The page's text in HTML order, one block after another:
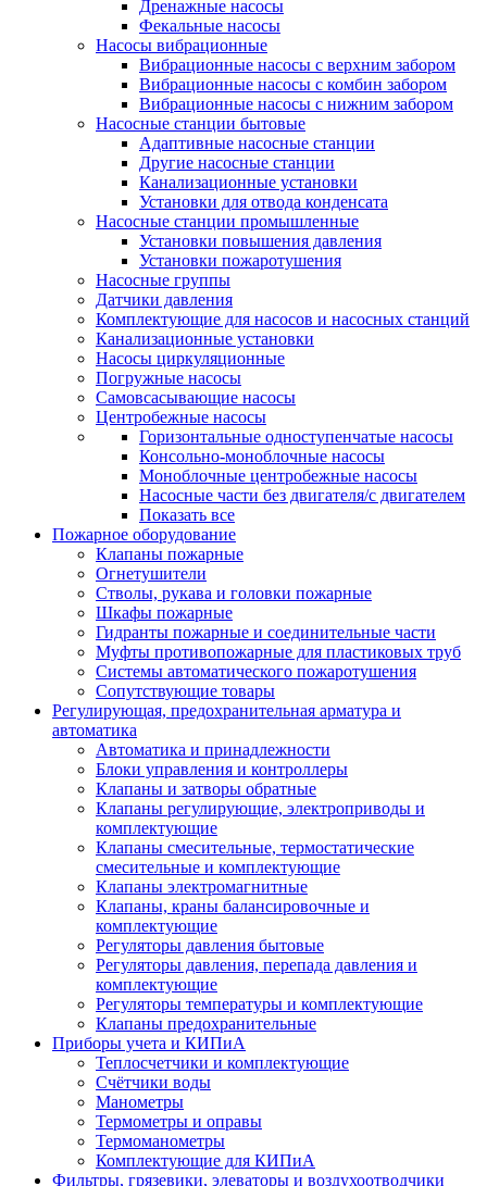
Дренажные насосы
Фекальные насосы
Насосы вибрационные
Вибрационные насосы с верхним забором
Вибрационные насосы с комбин забором
Вибрационные насосы с нижним забором
Насосные станции бытовые
Адаптивные насосные станции
Другие насосные станции
Канализационные установки
Установки для отвода конденсата
Насосные станции промышленные
Установки повышения давления
Установки пожаротушения
Насосные группы
Датчики давления
Комплектующие для насосов и насосных станций
Канализационные установки
Насосы циркуляционные
Погружные насосы
Самовсасывающие насосы
Центробежные насосы
Горизонтальные одноступенчатые насосы
Консольно-моноблочные насосы
Моноблочные центробежные насосы
Насосные части без двигателя/с двигателем
Показать все
Пожарное оборудование
Клапаны пожарные
Огнетушители
Стволы, рукава и головки пожарные
Шкафы пожарные
Гидранты пожарные и соединительные части
Муфты противопожарные для пластиковых труб
Системы автоматического пожаротушения
Сопутствующие товары
Регулирующая, предохранительная арматура и
автоматика
Автоматика и принадлежности
Блоки управления и контроллеры
Клапаны и затворы обратные
Клапаны регулирующие, электроприводы и
комплектующие
Клапаны смесительные, термостатические
смесительные и комплектующие
Клапаны электромагнитные
Клапаны, краны балансировочные и
комплектующие
Регуляторы давления бытовые
Регуляторы давления, перепада давления и
комплектующие
Регуляторы температуры и комплектующие
Клапаны предохранительные
Приборы учета и КИПиА
Теплосчетчики и комплектующие
Счётчики воды
Манометры
Термометры и оправы
Термоманометры
Комплектующие для КИПиА
Фильтры, грязевики, элеваторы и воздухоотводчики